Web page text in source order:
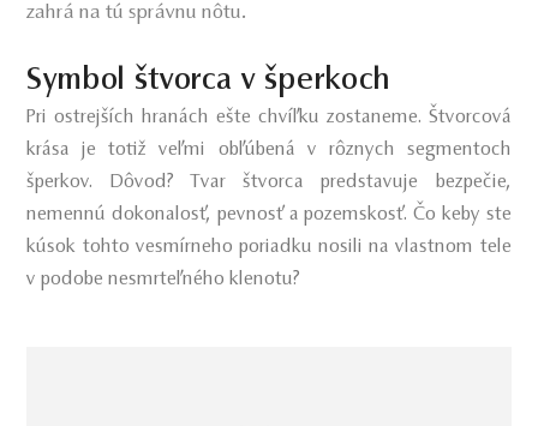
zahrá na tú správnu nôtu.
Symbol štvorca v šperkoch
Pri ostrejších hranách ešte chvíľku zostaneme. Štvorcová
krása je totiž veľmi obľúbená v rôznych segmentoch
šperkov. Dôvod? Tvar štvorca predstavuje bezpečie,
nemennú dokonalosť, pevnosť a pozemskosť. Čo keby ste
kúsok tohto vesmírneho poriadku nosili na vlastnom tele
v podobe nesmrteľného klenotu?